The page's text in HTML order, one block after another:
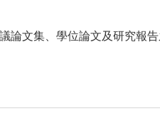
論文集、學位論文及研究報